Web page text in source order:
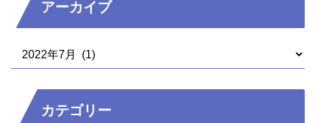
アーカイブ
カテゴリー